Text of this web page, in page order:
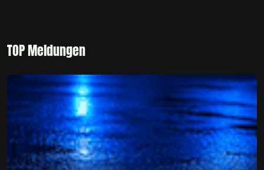
TOP Meldungen